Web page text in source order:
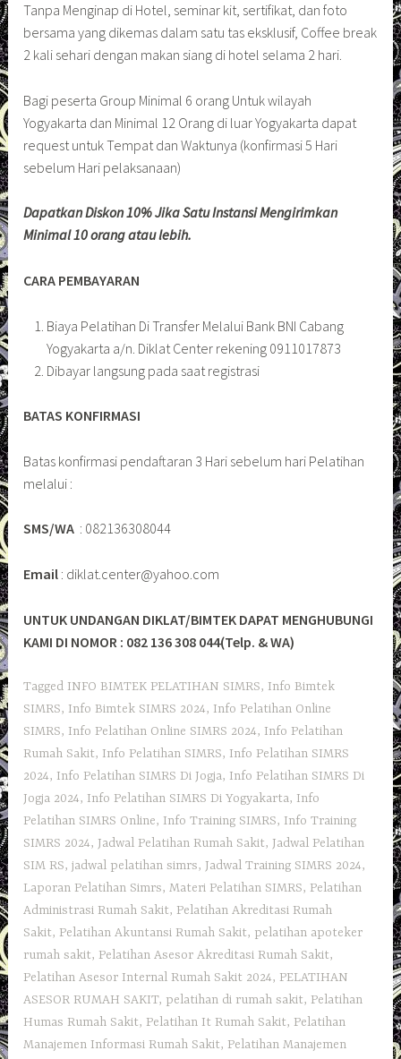
Tanpa Menginap di Hotel, seminar kit, sertifikat, dan foto
bersama yang dikemas dalam satu tas eksklusif, Coffee break
2 kali sehari dengan makan siang di hotel selama 2 hari.
Bagi peserta Group Minimal 6 orang Untuk wilayah
Yogyakarta dan Minimal 12 Orang di luar Yogyakarta dapat
request untuk Tempat dan Waktunya (konfirmasi 5 Hari
sebelum Hari pelaksanaan)
Dapatkan Diskon 10% Jika Satu Instansi Mengirimkan
Minimal 10 orang atau lebih.
CARA PEMBAYARAN
Biaya Pelatihan Di Transfer Melalui Bank BNI Cabang
Yogyakarta a/n. Diklat Center rekening 0911017873
Dibayar langsung pada saat registrasi
BATAS KONFIRMASI
Batas konfirmasi pendaftaran 3 Hari sebelum hari Pelatihan
melalui :
SMS/WA : 082136308044
Email : diklat.center@yahoo.com
UNTUK UNDANGAN DIKLAT/BIMTEK DAPAT MENGHUBUNGI
KAMI DI NOMOR : 082 136 308 044(Telp. & WA)
Tagged INFO BIMTEK PELATIHAN SIMRS, Info Bimtek
SIMRS, Info Bimtek SIMRS 2024, Info Pelatihan Online
SIMRS, Info Pelatihan Online SIMRS 2024, Info Pelatihan
Rumah Sakit, Info Pelatihan SIMRS, Info Pelatihan SIMRS
2024, Info Pelatihan SIMRS Di Jogja, Info Pelatihan SIMRS Di
Jogja 2024, Info Pelatihan SIMRS Di Yogyakarta, Info
Pelatihan SIMRS Online, Info Training SIMRS, Info Training
SIMRS 2024, Jadwal Pelatihan Rumah Sakit, Jadwal Pelatihan
SIM RS,jadwal pelatihan simrs, Jadwal Training SIMRS 2024,
Laporan Pelatihan Simrs,Materi Pelatihan SIMRS, Pelatihan
Administrasi Rumah Sakit, Pelatihan Akreditasi Rumah
Sakit, Pelatihan Akuntansi Rumah Sakit, pelatihan apoteker
rumah sakit, Pelatihan Asesor Akreditasi Rumah Sakit,
Pelatihan Asesor Internal Rumah Sakit 2024, PELATIHAN
ASESOR RUMAH SAKIT, pelatihan di rumah sakit, Pelatihan
Humas Rumah Sakit, Pelatihan It Rumah Sakit, Pelatihan
Manajemen Informasi Rumah Sakit, Pelatihan Manajemen